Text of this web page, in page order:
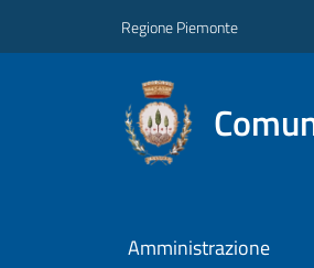
Regione Piemonte
Amministrazione